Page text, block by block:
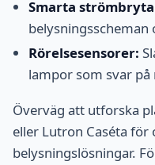
Smarta
belysningsscheman
Rörelsesensorer:
lampor som svar på
Överväg att utforska
eller Lutron Caséta
belysningslösningar.